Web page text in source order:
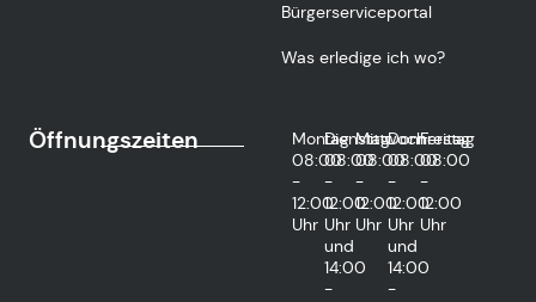
Bürgerserviceportal
Was erledige ich wo?
Öffnungszeiten
Montag
08:00
-
12:00
Uhr
Dienstag
08:00
-
12:00
Uhr
und
14:00
-
Mittwoch
08:00
-
12:00
Uhr
Donnerstag
08:00
-
12:00
Uhr
und
14:00
-
Freitag
08:00
-
12:00
Uhr